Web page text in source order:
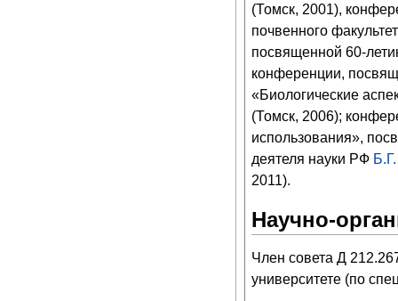
(Томск, 2001),
почвенного
посвященной 60-
конференции,
«Биологические
(Томск, 2006);
использования»,
деятеля науки РФ
2011).
Научно-
Член совета Д
университете (по